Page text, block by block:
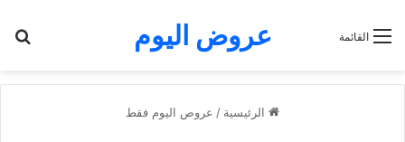
عروض اليوم القائمة
الرئيسية / عروص اليوم فقط